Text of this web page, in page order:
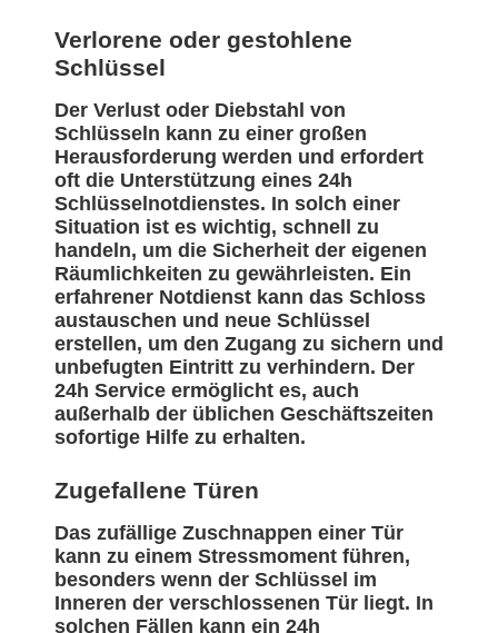
Verlorene oder gestohlene
Schlüssel
Der Verlust oder Diebstahl von
Schlüsseln kann zu einer großen
Herausforderung werden und erfordert
oft die Unterstützung eines 24h
Schlüsselnotdienstes. In solch einer
Situation ist es wichtig, schnell zu
handeln, um die Sicherheit der eigenen
Räumlichkeiten zu gewährleisten. Ein
erfahrener Notdienst kann das Schloss
austauschen und neue Schlüssel
erstellen, um den Zugang zu sichern und
unbefugten Eintritt zu verhindern. Der
24h Service ermöglicht es, auch
außerhalb der üblichen Geschäftszeiten
sofortige Hilfe zu erhalten.
Zugefallene Türen
Das zufällige Zuschnappen einer Tür
kann zu einem Stressmoment führen,
besonders wenn der Schlüssel im
Inneren der verschlossenen Tür liegt. In
solchen Fällen kann ein 24h